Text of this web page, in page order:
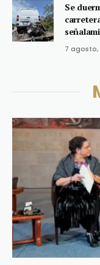
Se
7 agosto,